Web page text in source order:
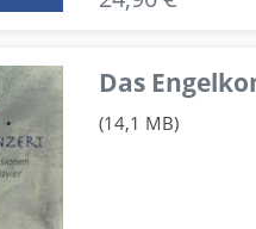
Das
(14,1 MB)